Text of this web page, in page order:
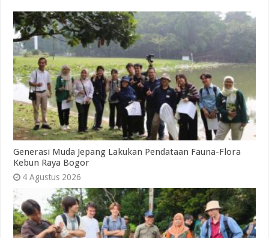
Generasi Muda Jepang Lakukan Pendataan Fauna-Flora
Kebun Raya Bogor
4 Agustus 2026